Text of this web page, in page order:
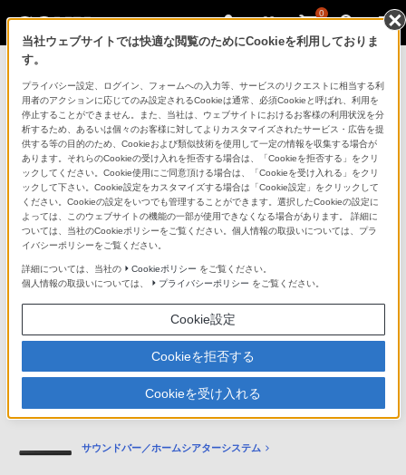
0
商品カテゴリー一覧
映像
テレビ ブラビア ［個人向け］
業務用ディスプレイ・テレビ[法人向け] ブラビア
INZONE™ ゲーミングモニター
サウンドバー／ホームシアターシステム
当社ウェブサイトでは快適な閲覧のためにCookieを利用しておりま
す。
プライバシー設定、ログイン、フォームへの入力等、サービスのリクエストに相当する利
用者のアクションに応じてのみ設定されるCookieは通常、必須Cookieと呼ばれ、利用を
停止することができません。また、当社は、ウェブサイトにおけるお客様の利用状況を分
析するため、あるいは個々のお客様に対してよりカスタマイズされたサービス・広告を提
供する等の目的のため、Cookieおよび類似技術を使用して一定の情報を収集する場合が
あります。それらのCookieの受け入れを拒否する場合は、「Cookieを拒否する」をクリ
ックしてください。Cookie使用にご同意頂ける場合は、「Cookieを受け入れる」をクリ
ックして下さい。Cookie設定をカスタマイズする場合は「Cookie設定」をクリックして
ください。Cookieの設定をいつでも管理することができます。選択したCookieの設定に
よっては、このウェブサイトの機能の一部が使用できなくなる場合があります。 詳細に
ついては、当社のCookieポリシーをご覧ください。個人情報の取扱いについては、プラ
イバシーポリシーをご覧ください。
詳細については、当社の Cookieポリシー をご覧ください。
個人情報の取扱いについては、
プライバシーポリシー をご覧ください。
Cookie設定
Cookieを拒否する
Cookieを受け入れる